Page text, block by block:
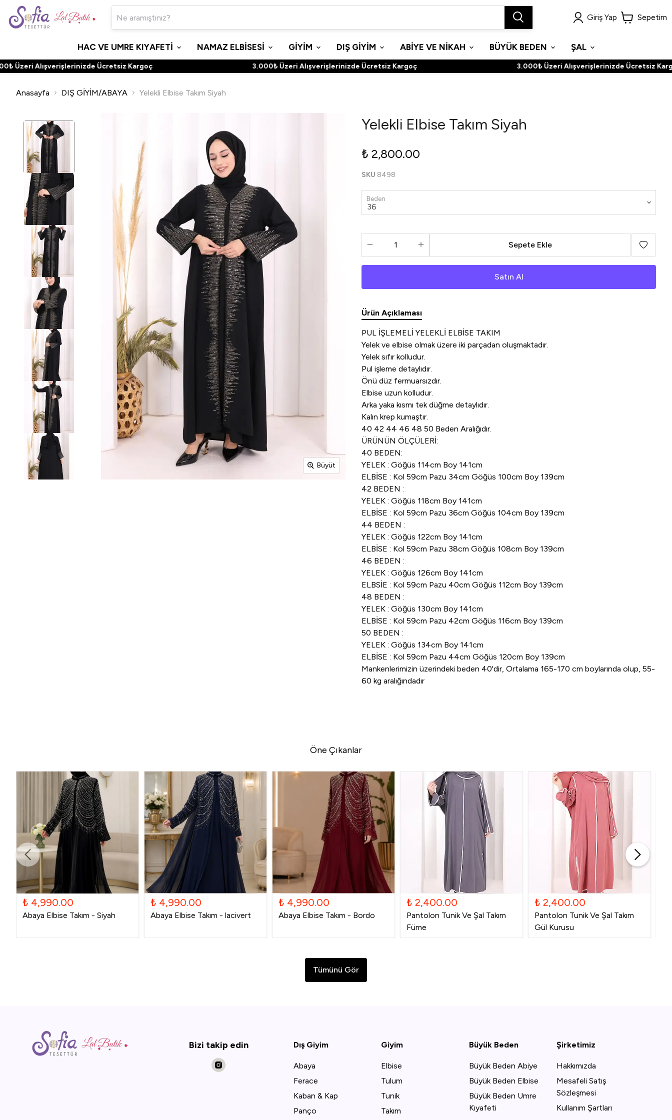
Giriş Yap Sepetim
HAC VE UMRE KIYAFETİ NAMAZ ELBİSESİ GİYİM DIŞ GİYİM ABİYE VE NİKAH BÜYÜK BEDEN ŞAL
Alışverişlerinizde Ücretsiz Kargoç 3.000₺ Üzeri Alışverişlerinizde Ücretsiz Kargoç 3.000₺ Üzeri Alışverişlerinizde Ücretsiz Kargoç
Anasayfa DIŞ GİYİM/ABAYA Yelekli Elbise Takım Siyah
Büyüt
Yelekli Elbise Takım Siyah
₺ 2,800.00
SKU 8498
Beden
Sepete Ekle
Satın Al
Ürün Açıklaması
PUL İŞLEMELİ YELEKLİ ELBİSE TAKIM
Yelek ve elbise olmak üzere iki parçadan oluşmaktadır.
Yelek sıfır kolludur.
Pul işleme detaylıdır.
Önü düz fermuarsızdır.
Elbise uzun kolludur.
Arka yaka kısmı tek düğme detaylıdır.
Kalın krep kumaştır.
40 42 44 46 48 50 Beden Aralığıdır.
ÜRÜNÜN ÖLÇÜLERİ:
40 BEDEN:
YELEK : Göğüs 114cm Boy 141cm
ELBİSE : Kol 59cm Pazu 34cm Göğüs 100cm Boy 139cm
42 BEDEN :
YELEK : Göğüs 118cm Boy 141cm
ELBİSE : Kol 59cm Pazu 36cm Göğüs 104cm Boy 139cm
44 BEDEN :
YELEK : Göğüs 122cm Boy 141cm
ELBİSE : Kol 59cm Pazu 38cm Göğüs 108cm Boy 139cm
46 BEDEN :
YELEK : Göğüs 126cm Boy 141cm
ELBSİE : Kol 59cm Pazu 40cm Göğüs 112cm Boy 139cm
48 BEDEN :
YELEK : Göğüs 130cm Boy 141cm
ELBİSE : Kol 59cm Pazu 42cm Göğüs 116cm Boy 139cm
50 BEDEN :
YELEK : Göğüs 134cm Boy 141cm
ELBİSE : Kol 59cm Pazu 44cm Göğüs 120cm Boy 139cm
Mankenlerimizin üzerindeki beden 40'dir, Ortalama 165-170 cm boylarında olup, 55-
60 kg aralığındadır
Öne Çıkanlar
₺ 4,990.00
Abaya Elbise Takım - Siyah
₺ 4,990.00
Abaya Elbise Takım - lacivert
₺ 4,990.00
Abaya Elbise Takım - Bordo
₺ 2,400.00
Pantolon Tunik Ve Şal Takım
Füme
₺ 2,400.00
Pantolon Tunik Ve Şal Takım
Gül Kurusu
Tümünü Gör
Bizi takip edin Dış Giyim
Abaya
Ferace
Kaban & Kap
Panço
Giyim
Elbise
Tulum
Tunik
Takım
Büyük Beden
Büyük Beden Abiye
Büyük Beden Elbise
Büyük Beden Umre
Kıyafeti
Şirketimiz
Hakkımızda
Mesafeli Satış
Sözleşmesi
Kullanım Şartları